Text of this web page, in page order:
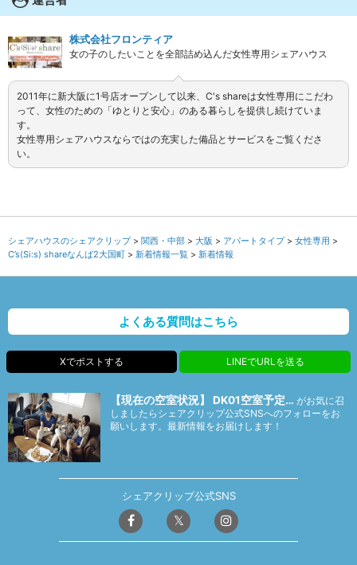
株式会社フロンティア
女の子のしたいことを全部詰め込んだ女性専用シェアハウス
2011年に新大阪に1号店オープンして以来、C's shareは女性専用にこだわ
って、女性のための「ゆとりと安心」のある暮らしを提供し続けていま
す。
女性専用シェアハウスならではの充実した備品とサービスをご覧くださ
い。
シェアハウスのシェアクリップ 関西・中部 大阪 アパートタイプ
女性専用
C’s(Si:s) shareなんば2大国町
新着情報一覧 新着情報
よくある質問はこちら
Xでポストする LINEでURLを送る
【現在の空室状況】 DK01空室予定… がお気に召
しましたらシェアクリップ公式SNSへのフォローをお
願いします。最新情報をお届けします！
シェアクリップ公式SNS